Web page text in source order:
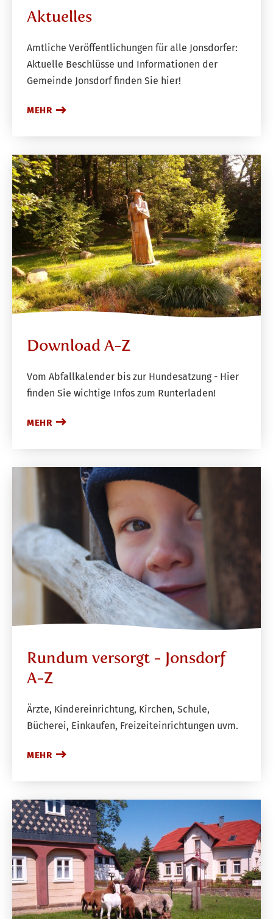
Aktuelles
Amtliche Veröffentlichungen für alle Jonsdorfer:
Aktuelle Beschlüsse und Informationen der
Gemeinde Jonsdorf finden Sie hier!
MEHR
Download A-Z
Vom Abfallkalender bis zur Hundesatzung - Hier
finden Sie wichtige Infos zum Runterladen!
MEHR
Rundum versorgt - Jonsdorf
A-Z
Ärzte, Kindereinrichtung, Kirchen, Schule,
Bücherei, Einkaufen, Freizeiteinrichtungen uvm.
MEHR